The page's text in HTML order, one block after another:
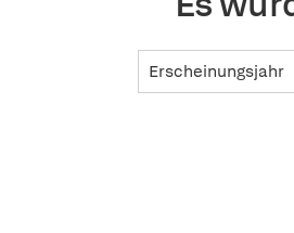
Erscheinungsjahr